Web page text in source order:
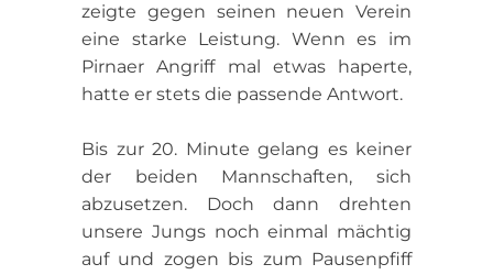
zeigte gegen seinen neuen Verein
eine starke Leistung. Wenn es im
Pirnaer Angriff mal etwas haperte,
hatte er stets die passende Antwort.
Bis zur 20. Minute gelang es keiner
der beiden Mannschaften, sich
abzusetzen. Doch dann drehten
unsere Jungs noch einmal mächtig
auf und zogen bis zum Pausenpfiff